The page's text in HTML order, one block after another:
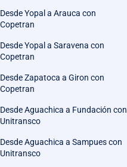
Desde Yopal a Arauca con
Copetran
Desde Yopal a Saravena con
Copetran
Desde Zapatoca a Giron con
Copetran
Desde Aguachica a Fundación con
Unitransco
Desde Aguachica a Sampues con
Unitransco